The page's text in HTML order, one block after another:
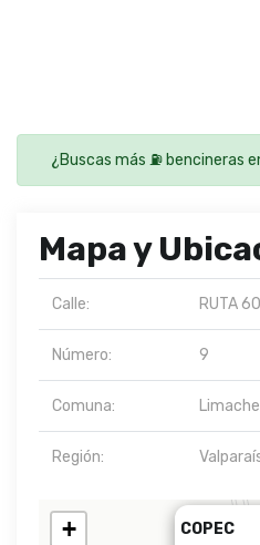
¿Buscas más ⛽ bencineras
Mapa y
Calle: RUTA
Número: 9
Comuna: Limache
Región:
COPEC
+